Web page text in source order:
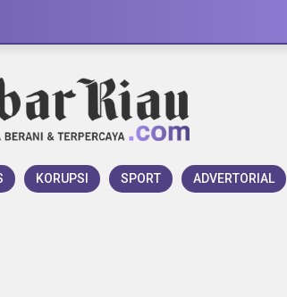
KORUPSI SPORT ADVERTORIAL